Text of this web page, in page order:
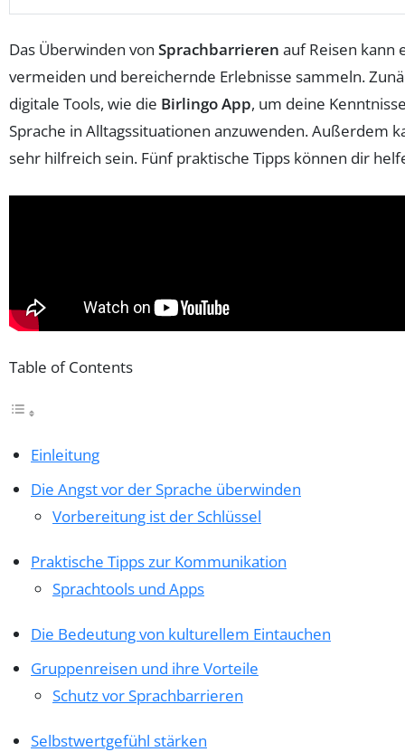
Das Überwinden von Sprachbarrieren auf Reisen kann
vermeiden und bereichernde Erlebnisse sammeln.
digitale Tools, wie die Birlingo App, um deine
Sprache in Alltagssituationen anzuwenden. Außerdem
sehr hilfreich sein. Fünf praktische Tipps können dir
Table of Contents
Einleitung
Die Angst vor der Sprache überwinden
Vorbereitung ist der Schlüssel
Praktische Tipps zur Kommunikation
Sprachtools und Apps
Die Bedeutung von kulturellem Eintauchen
Gruppenreisen und ihre Vorteile
Schutz vor Sprachbarrieren
Selbstwertgefühl stärken